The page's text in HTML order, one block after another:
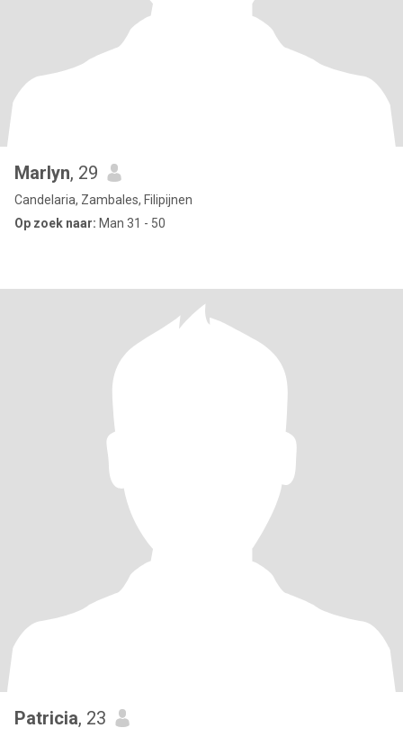
Marlyn, 29
Candelaria, Zambales, Filipijnen
Op zoek naar: Man 31 - 50
Patricia, 23